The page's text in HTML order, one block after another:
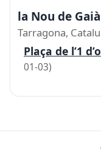
la Nou de Gaià
Tarragona,
Plaça de l’1
01-03)